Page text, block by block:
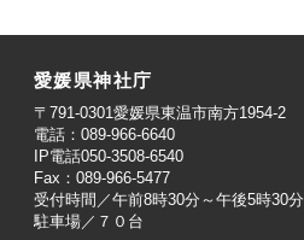
愛媛県神社庁
〒791-0301愛媛県東温市南方1954-2
電話：089-966-6640
IP電話050-3508-6540
Fax：089-966-5477
受付時間／午前8時30分～午後5時30分
駐車場／７０台